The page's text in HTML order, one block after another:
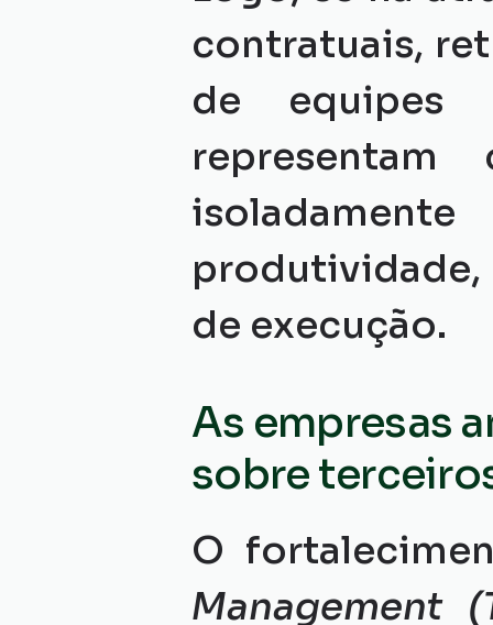
contratuais,
de equipes
de execução.
As empresas
sobre
O
Management